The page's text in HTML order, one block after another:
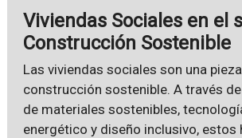
Viviendas Sociales en el
Construcción Sostenible
Las viviendas sociales son una
construcción sostenible. A través
de materiales sostenibles,
energético y diseño inclusivo, estos